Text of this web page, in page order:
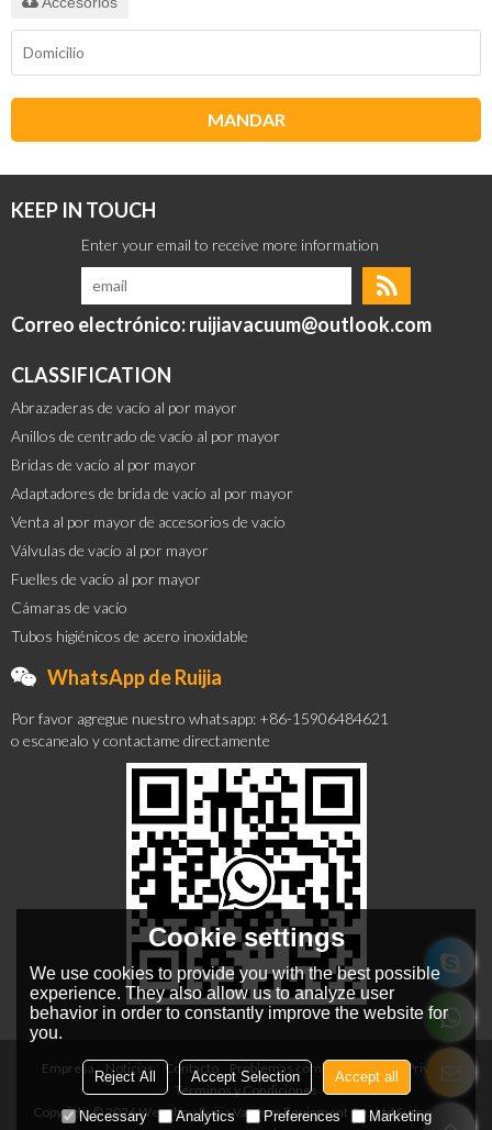
MANDAR
KEEP IN TOUCH
Correo electrónico: ruijiavacuum@outlook.com
CLASSIFICATION
Abrazaderas de vacío al por mayor
Anillos de centrado de vacío al por mayor
Bridas de vacío al por mayor
Adaptadores de brida de vacío al por mayor
Venta al por mayor de accesorios de vacío
Válvulas de vacío al por mayor
Fuelles de vacío al por mayor
Cámaras de vacío
Tubos higiénicos de acero inoxidable
WhatsApp de Ruijia
Por favor agregue nuestro whatsapp: +86-15906484621
o escanealo y contactame directamente
Empresa Noticias Contacto Problemas comunes
Noticia Privada
Términos y Condiciones
Copyright © 2026Wenzhou Ruijia Vacuum Equipment Co., LtdSupport By
Cookie settings
We use cookies to provide you with the best possible
experience. They also allow us to analyze user
behavior in order to constantly improve the website for
you.
Reject All Accept Selection Accept all
Necessary Analytics Preferences Marketing